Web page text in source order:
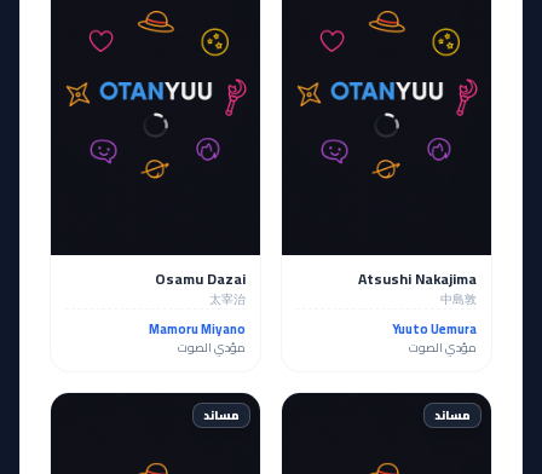
Atsushi Nakajima
中島敦
Yuuto Uemura
مؤدي الصوت
Osamu Dazai
太宰治
Mamoru Miyano
مؤدي الصوت
مساند مساند